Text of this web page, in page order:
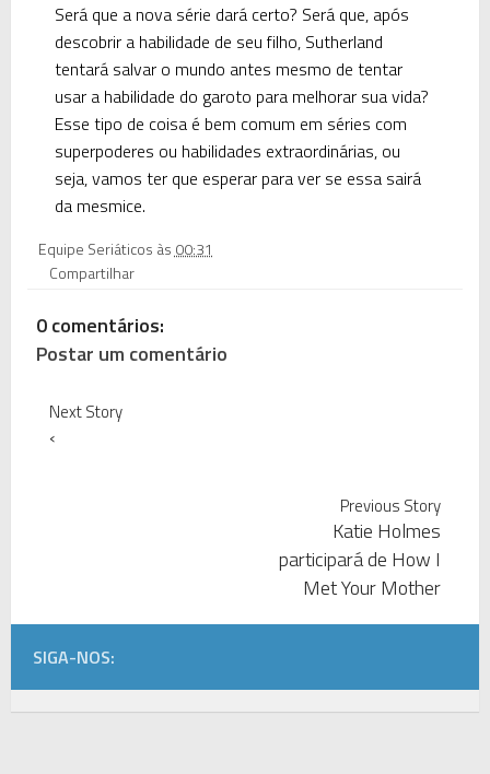
Será que a nova série dará certo? Será que, após
descobrir a habilidade de seu filho, Sutherland
tentará salvar o mundo antes mesmo de tentar
usar a habilidade do garoto para melhorar sua vida?
Esse tipo de coisa é bem comum em séries com
superpoderes ou habilidades extraordinárias, ou
seja, vamos ter que esperar para ver se essa sairá
da mesmice.
Equipe Seriáticos às 00:31
Compartilhar
0 comentários:
Postar um comentário
Next Story
‹
Previous Story
Katie Holmes
participará de How I
Met Your Mother
SIGA-NOS: